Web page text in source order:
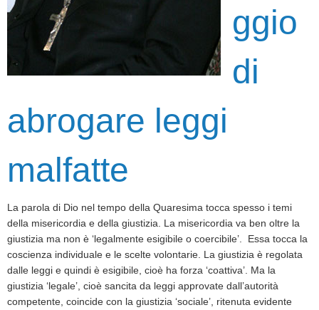
ggio
di
abrogare leggi
malfatte
La parola di Dio nel tempo della Quaresima tocca spesso i temi
della misericordia e della giustizia. La misericordia va ben oltre la
giustizia ma non è ‘legalmente esigibile o coercibile’. Essa tocca la
coscienza individuale e le scelte volontarie. La giustizia è regolata
dalle leggi e quindi è esigibile, cioè ha forza ‘coattiva’. Ma la
giustizia ‘legale’, cioè sancita da leggi approvate dall’autorità
competente, coincide con la giustizia ‘sociale’, ritenuta evidente